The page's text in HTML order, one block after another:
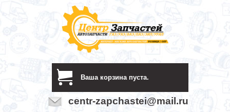
Ваша корзина пуста.
centr-zapchastei@mail.ru